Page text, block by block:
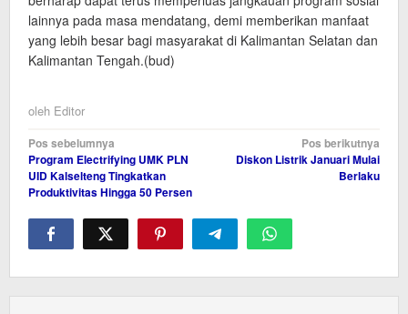
lainnya pada masa mendatang, demi memberikan manfaat
yang lebih besar bagi masyarakat di Kalimantan Selatan dan
Kalimantan Tengah.(bud)
oleh Editor
Navigasi
pos
Pos sebelumnya
Program Electrifying UMK PLN
UID Kalselteng Tingkatkan
Produktivitas Hingga 50 Persen
Pos berikutnya
Diskon Listrik Januari Mulai
Berlaku